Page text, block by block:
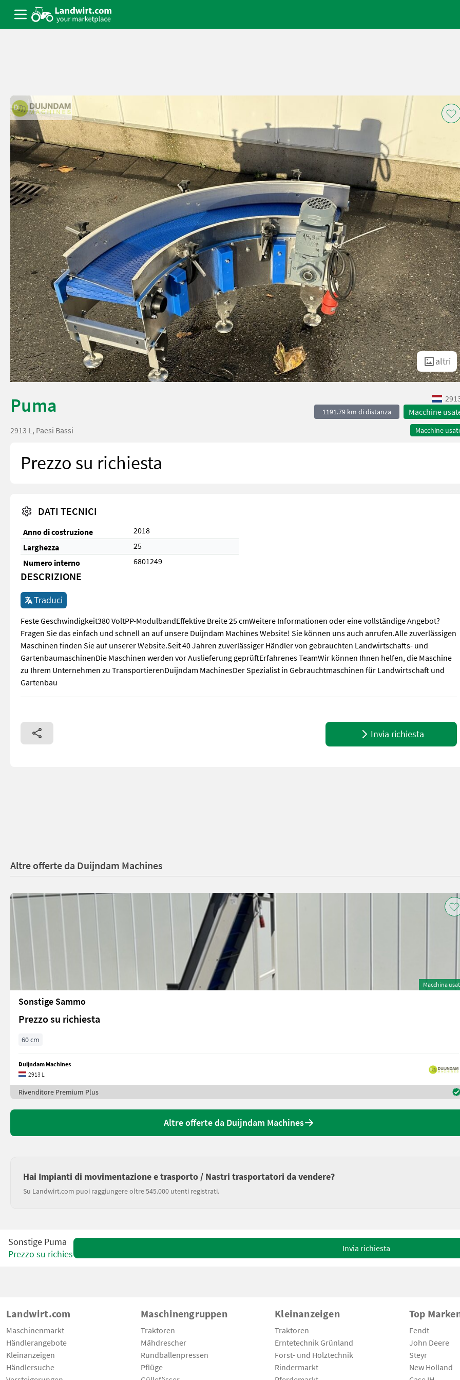
altri
Puma 1191.79 km di distanza Macchine
Macchine
2913 L, Paesi Bassi
Prezzo su richiesta
DATI TECNICI
Anno di costruzione
2018
Larghezza
25
Numero interno
6801249
DESCRIZIONE
Traduci
Feste Geschwindigkeit380 VoltPP-ModulbandEffektive Breite 25 cmWeitere Informationen oder eine vollständige Angebot?
Fragen Sie das einfach und schnell an auf unsere Duijndam Machines Website! Sie können uns auch anrufen.Alle zuverlässigen
Maschinen finden Sie auf unserer Website.Seit 40 Jahren zuverlässiger Händler von gebrauchten Landwirtschafts- und
GartenbaumaschinenDie Maschinen werden vor Auslieferung geprüftErfahrenes TeamWir können Ihnen helfen, die Maschine
zu Ihrem Unternehmen zu TransportierenDuijndam MachinesDer Spezialist in Gebrauchtmaschinen für Landwirtschaft und
Gartenbau
Feste Geschwindigkeit380 VoltPP-ModulbandEffektive Breite 25 cmWeitere Informationen oder eine vollständige Angebot?
Invia richiesta
Altre offerte da Duijndam Machines
Macchina
Sonstige Sammo
Prezzo su richiesta
60 cm
Duijndam Machines
2913 L
Rivenditore Premium Plus
Altre offerte da Duijndam Machines
Hai Impianti di movimentazione e trasporto / Nastri trasportatori da vendere?
Su Landwirt.com puoi raggiungere oltre 545.000 utenti registrati.
Sonstige Puma
Prezzo su richiesta
Invia richiesta
Landwirt.com
Maschinenmarkt
Händlerangebote
Kleinanzeigen
Händlersuche
Maschinengruppen
Traktoren
Mähdrescher
Rundballenpressen
Pflüge
Kleinanzeigen
Traktoren
Erntetechnik Grünland
Forst- und Holztechnik
Rindermarkt
Top
Fendt
John Deere
Steyr
New Holland